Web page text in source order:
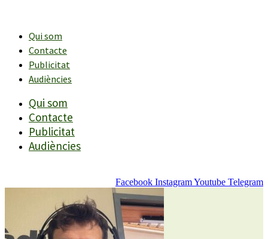
contingutQui som
Contacte
Publicitat
Audiències
Qui som
Contacte
Publicitat
Audiències
Facebook InstagramYoutube Telegram